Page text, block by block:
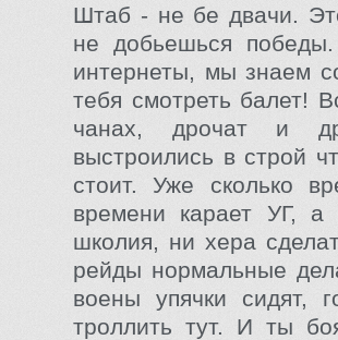
Штаб - не бе двачи.
не добьешься
интернеты, мы знаем
тебя смотреть балет!
чанах, дрочат и
выстроились в строй
стоит. Уже сколько
времени карает УГ,
школия, ни хера
рейды нормальные
воены упячки сидят,
троллить тут. И ты